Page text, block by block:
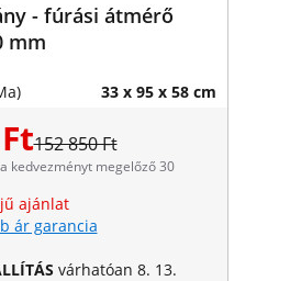
- fúrási átmérő
mm
33 x 95 x 58 cm
152 850 Ft
kedvezményt megelőző 30
ajánlat
ár garancia
várhatóan 8. 13.